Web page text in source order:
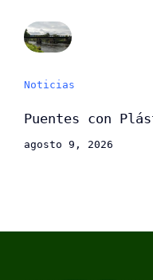
Noticias
Puentes con
agosto 9, 2026